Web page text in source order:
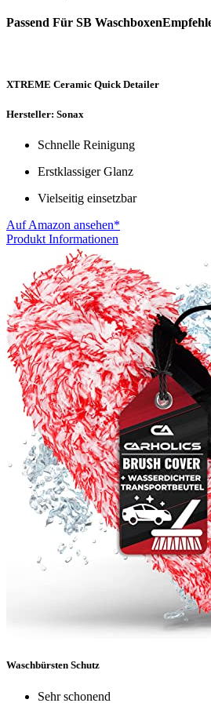
Passend Für SB
XTREME Ceramic Quick Detailer
Hersteller: Sonax
Schnelle Reinigung
Erstklassiger Glanz
Vielseitig einsetzbar
Auf Amazon ansehen*
Produkt Informationen
Waschbürsten Schutz
Sehr schonend